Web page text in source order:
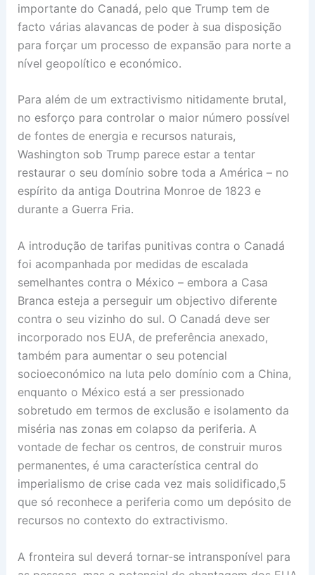
importante do Canadá, pelo que Trump tem de
facto várias alavancas de poder à sua disposição
para forçar um processo de expansão para norte a
nível geopolítico e económico.
Para além de um extractivismo nitidamente brutal,
no esforço para controlar o maior número possível
de fontes de energia e recursos naturais,
Washington sob Trump parece estar a tentar
restaurar o seu domínio sobre toda a América – no
espírito da antiga Doutrina Monroe de 1823 e
durante a Guerra Fria.
A introdução de tarifas punitivas contra o Canadá
foi acompanhada por medidas de escalada
semelhantes contra o México – embora a Casa
Branca esteja a perseguir um objectivo diferente
contra o seu vizinho do sul. O Canadá deve ser
incorporado nos EUA, de preferência anexado,
também para aumentar o seu potencial
socioeconómico na luta pelo domínio com a China,
enquanto o México está a ser pressionado
sobretudo em termos de exclusão e isolamento da
miséria nas zonas em colapso da periferia. A
vontade de fechar os centros, de construir muros
permanentes, é uma característica central do
imperialismo de crise cada vez mais solidificado,5
que só reconhece a periferia como um depósito de
recursos no contexto do extractivismo.
A fronteira sul deverá tornar-se intransponível para